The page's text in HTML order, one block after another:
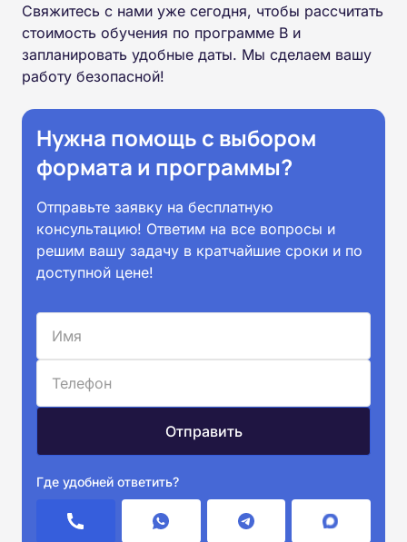
Свяжитесь с нами уже сегодня, чтобы рассчитать
стоимость обучения по программе В и
запланировать удобные даты. Мы сделаем вашу
работу безопасной!
Нужна помощь с выбором
формата и программы?
Отправьте заявку на бесплатную
консультацию! Ответим на все вопросы и
решим вашу задачу в кратчайшие сроки и по
доступной цене!
Где удобней ответить?